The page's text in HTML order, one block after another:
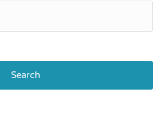
Search